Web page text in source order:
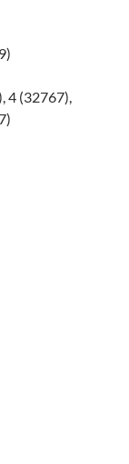
4 (32767),